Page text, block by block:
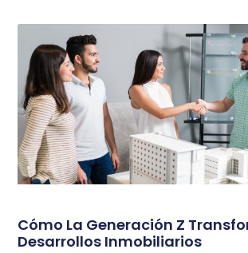
Cómo La Generación Z
Desarrollos Inmobiliarios